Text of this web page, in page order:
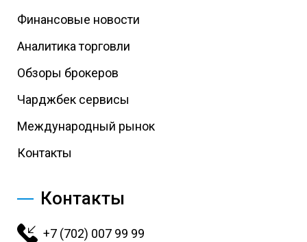
Финансовые новости
Аналитика торговли
Обзоры брокеров
Чарджбек сервисы
Международный рынок
Контакты
Контакты
+7 (702) 007 99 99